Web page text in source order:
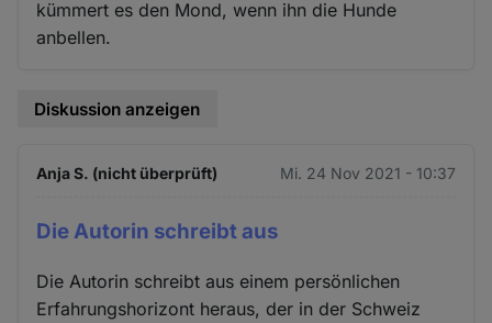
kümmert es den Mond, wenn ihn die Hunde
anbellen.
Diskussion anzeigen
Anja S. (nicht überprüft) Mi. 24 Nov 2021 - 10:37
Die Autorin schreibt aus
Die Autorin schreibt aus einem persönlichen
Erfahrungshorizont heraus, der in der Schweiz